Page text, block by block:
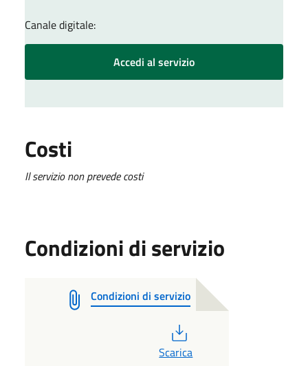
Canale digitale:
Accedi al servizio
Costi
Il servizio non prevede costi
Condizioni di servizio
Condizioni di servizio
Scarica